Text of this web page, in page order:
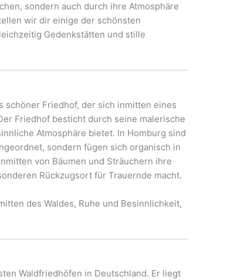
sondern auch durch ihre Atmosphäre
wir dir einige der schönsten
Gedenkstätten und stille
schöner Friedhof, der sich inmitten eines
Friedhof besticht durch seine malerische
Atmosphäre bietet. In Homburg sind
sondern fügen sich organisch in
von Bäumen und Sträuchern ihre
Rückzugsort für Trauernde macht.
des Waldes, Ruhe und Besinnlichkeit,
Waldfriedhöfen in Deutschland. Er liegt